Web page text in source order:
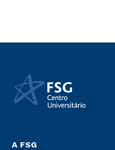
A FSG